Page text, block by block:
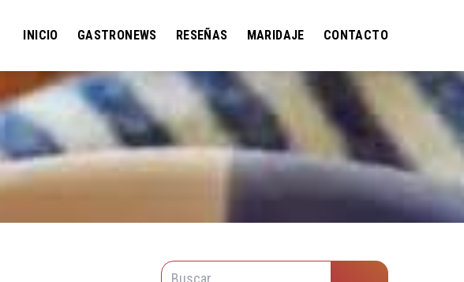
INICIO GASTRONEWS RESEÑAS MARIDAJE CONTACTO